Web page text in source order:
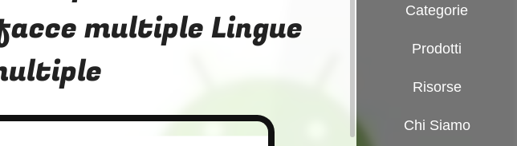
multiple Lingue
Categorie
Prodotti
Risorse
Chi Siamo